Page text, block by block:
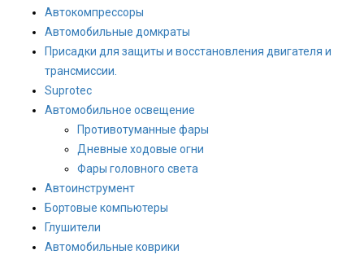
Автокомпрессоры
Автомобильные домкраты
Присадки для защиты и восстановления двигателя и
трансмиссии.
Suprotec
Автомобильное освещение
Противотуманные фары
Дневные ходовые огни
Фары головного света
Автоинструмент
Бортовые компьютеры
Глушители
Автомобильные коврики